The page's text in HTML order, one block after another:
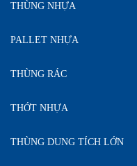
THÙNG NHỰA
PALLET NHỰA
THÙNG RÁC
THỚT NHỰA
THÙNG DUNG TÍCH LỚN